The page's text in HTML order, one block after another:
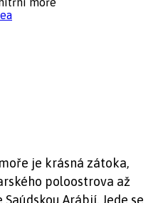
je krásná zátoka,
poloostrova až
Arábií. Jede se